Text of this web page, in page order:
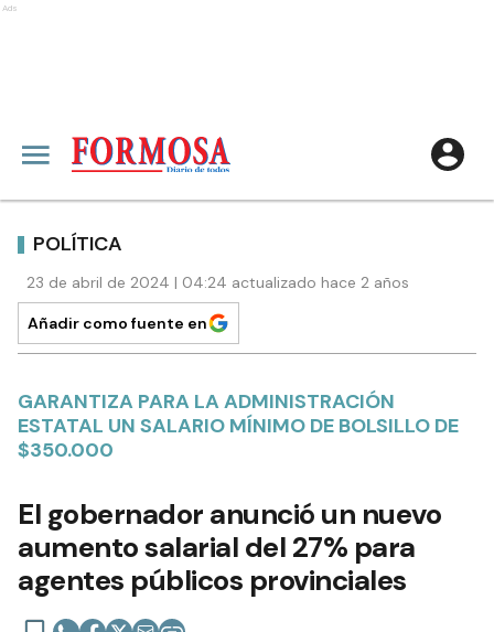
Ads
POLÍTICA
23 de abril de 2024 | 04:24 actualizado hace 2 años
Añadir como fuente en
GARANTIZA PARA LA ADMINISTRACIÓN
ESTATAL UN SALARIO MÍNIMO DE BOLSILLO DE
$350.000
El gobernador anunció un nuevo
aumento salarial del 27% para
agentes públicos provinciales